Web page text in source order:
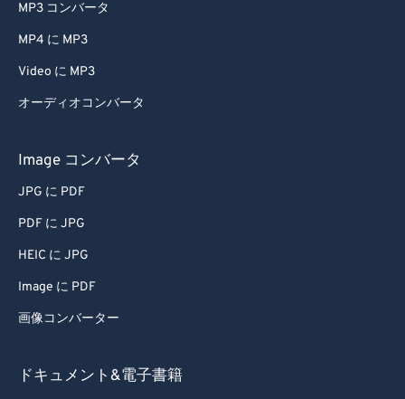
MP3 コンバータ
MP4 に MP3
Video に MP3
オーディオコンバータ
Image コンバータ
JPG に PDF
PDF に JPG
HEIC に JPG
Image に PDF
画像コンバーター
ドキュメント&電子書籍